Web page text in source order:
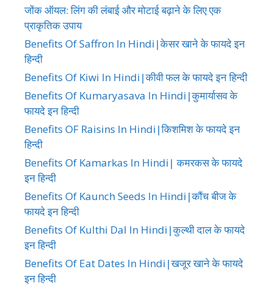
जोंक ऑयल: लिंग की लंबाई और मोटाई बढ़ाने के लिए एक
प्राकृतिक उपाय
Benefits Of Saffron In Hindi|केसर खाने के फायदे इन
हिन्दी
Benefits Of Kiwi In Hindi|कीवी फल के फायदे इन हिन्दी
Benefits Of Kumaryasava In Hindi|कुमार्यासव के
फायदे इन हिन्दी
Benefits OF Raisins In Hindi|किशमिश के फायदे इन
हिन्दी
Benefits Of Kamarkas In Hindi| कमरकस के फायदे
इन हिन्दी
Benefits Of Kaunch Seeds In Hindi|कौंच बीज के
फायदे इन हिन्दी
Benefits Of Kulthi Dal In Hindi|कुल्थी दाल के फायदे
इन हिन्दी
Benefits Of Eat Dates In Hindi|खजूर खाने के फायदे
इन हिन्दी